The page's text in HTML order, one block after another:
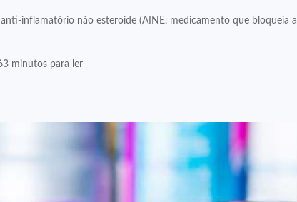
inflamatório não esteroide (AINE, medicamento que bloqueia a
minutos para ler